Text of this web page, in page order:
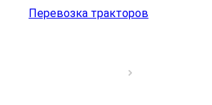
Перевозка тракторов